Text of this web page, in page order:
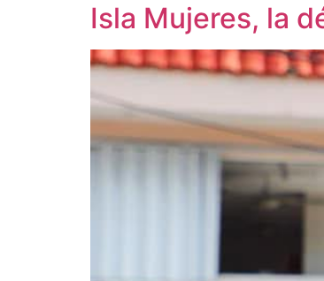
Isla Mujeres, la